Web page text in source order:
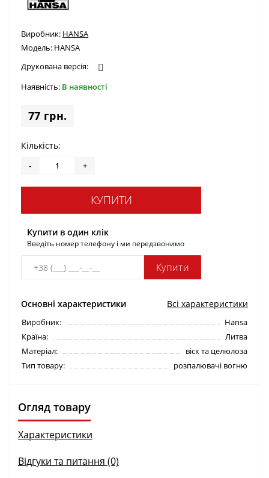
Виробник: HANSA
Модель: HANSA
Друкована версія:
Наявність: В наявності
77 грн.
Основні характеристики Всі характеристики
Виробник:
Hansa
Країна:
Литва
Матеріал:
віск та целюлоза
Тип товару:
розпалювачі вогню
Кількість:
- +
КУПИТИ
Купити в один клік
Введіть номер телефону і ми передзвонимо
Купити
Огляд товару
Характеристики
Відгуки та питання (0)